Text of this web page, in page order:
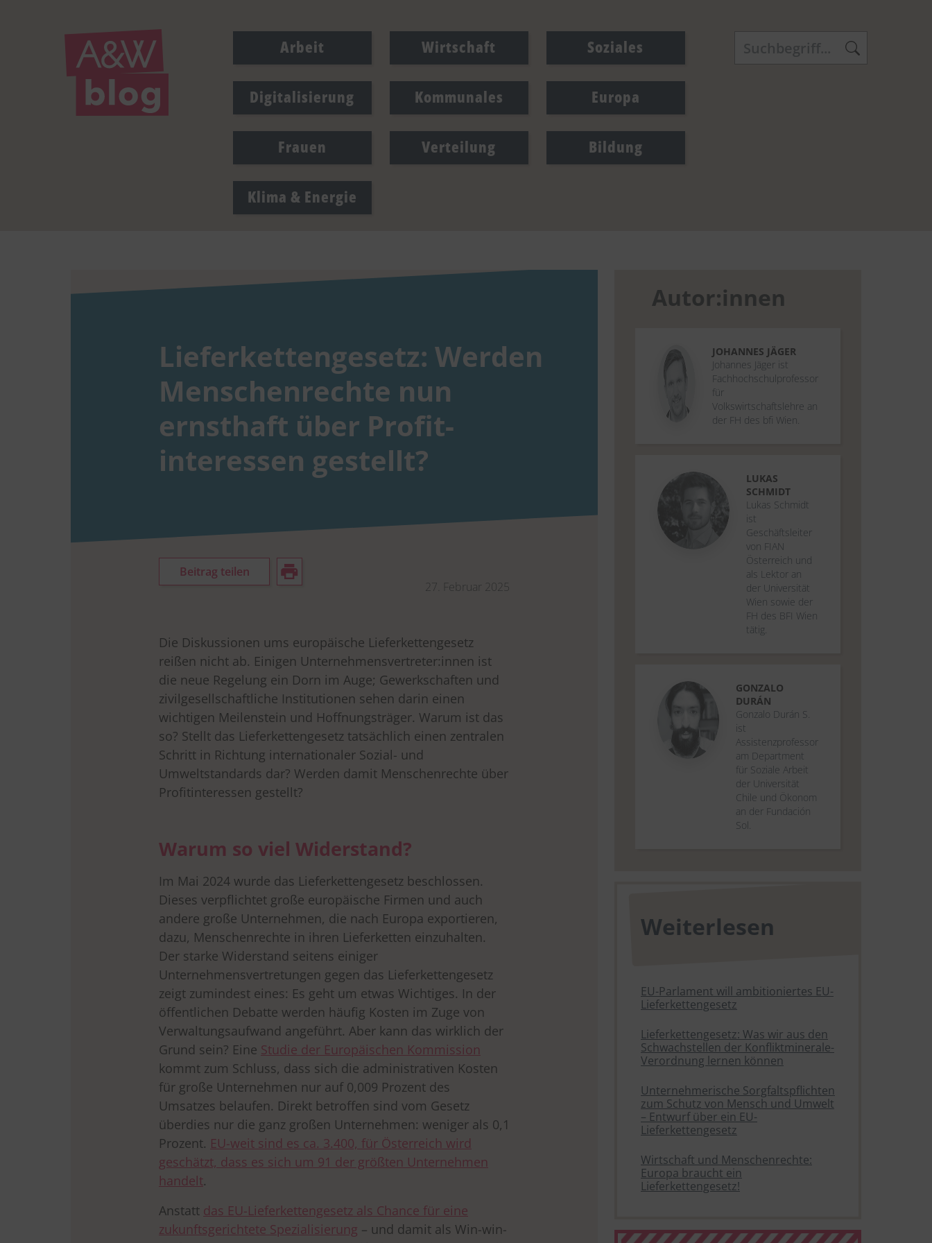
Arbeit Wirtschaft Soziales
Digitalisierung Kommunales Europa
Frauen Verteilung Bildung
Klima & Energie
Lieferkettengesetz: Werden
Menschen­rechte nun
ernsthaft über Profit­
interessen gestellt?
Beitrag teilen
27. Februar 2025
Die Diskussionen ums europäische Lieferkettengesetz
reißen nicht ab. Einigen Unternehmensvertreter:innen ist
die neue Regelung ein Dorn im Auge; Gewerkschaften und
zivilgesellschaftliche Institutionen sehen darin einen
wichtigen Meilenstein und Hoffnungsträger. Warum ist das
so? Stellt das Lieferkettengesetz tatsächlich einen zentralen
Schritt in Richtung internationaler Sozial- und
Umweltstandards dar? Werden damit Menschenrechte über
Profitinteressen gestellt?
Warum so viel Widerstand?
Im Mai 2024 wurde das Lieferkettengesetz beschlossen.
Dieses verpflichtet große europäische Firmen und auch
andere große Unternehmen, die nach Europa exportieren,
dazu, Menschenrechte in ihren Lieferketten einzuhalten.
Der starke Widerstand seitens einiger
Unternehmensvertretungen gegen das Lieferkettengesetz
zeigt zumindest eines: Es geht um etwas Wichtiges. In der
öffentlichen Debatte werden häufig Kosten im Zuge von
Verwaltungsaufwand angeführt. Aber kann das wirklich der
Grund sein? Eine Studie der Europäischen Kommission
kommt zum Schluss, dass sich die administrativen Kosten
für große Unternehmen nur auf 0,009 Prozent des
Umsatzes belaufen. Direkt betroffen sind vom Gesetz
überdies nur die ganz großen Unternehmen: weniger als 0,1
Prozent. EU-weit sind es ca. 3.400, für Österreich wird
geschätzt, dass es sich um 91 der größten Unternehmen
handelt.
Anstatt das EU-Lieferkettengesetz als Chance für eine
zukunftsgerichtete Spezialisierung – und damit als Win-win-
drucken
Autor:innen
JOHANNES JÄGER
Johannes Jäger ist
Fachhochschulprofessor
für
Volkswirtschaftslehre an
der FH des bfi Wien.
LUKAS
SCHMIDT
Lukas Schmidt
ist
Geschäftsleiter
von FIAN
Österreich und
als Lektor an
der Universität
Wien sowie der
FH des BFI Wien
tätig.
GONZALO
DURÁN
Gonzalo Durán S.
ist
Assistenzprofessor
am Department
für Soziale Arbeit
der Universität
Chile und Ökonom
an der Fundación
Sol.
Weiterlesen
EU-Parlament will ambitioniertes EU-
Lieferkettengesetz
Lieferkettengesetz: Was wir aus den
Schwachstellen der Konfliktminerale-
Verordnung lernen können
Unternehmerische Sorgfaltspflichten
zum Schutz von Mensch und Umwelt
– Entwurf über ein EU-
Lieferkettengesetz
Wirtschaft und Menschenrechte:
Europa braucht ein
Lieferkettengesetz!